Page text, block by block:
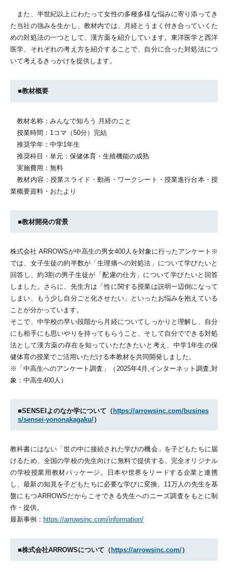
また、半世紀以上にわたって女性の多種多様な悩みに寄り添ってき
た当社の強みを生かし、教材内では、月経とうまく付き合っていくた
めの対処法の一つとして、漢方薬を紹介しています。東洋医学と西洋
医学、それぞれの考え方を紹介することで、自分に合った対処法につ
いて考えるきっかけを提供します。
■教材概要
教材名称：みんなで知ろう 月経のこと
授業時間：1コマ（50分）完結
推奨学年：中学1年生
推奨科目・単元：保健体育・生殖機能の成熟
実施費用：無料
教材内容：授業スライド・動画・ワークシート・授業進行台本・授
業概要資料・おたより
■教材開発の背景
株式会社 ARROWSが中高生の男女400人を対象に行ったアンケート※
では、女子生徒の約半数が「生理痛への対処法」について学びたいと
回答し、約3割の男子生徒が「配慮の仕方」について学びたいと回答
しました。さらに、先生方は「性に関する授業は説明一辺倒になって
しまい、もう少し自分ごと化させたい」といったお悩みを抱えている
ことが分かっています。
そこで、中学校の早い段階から月経についてしっかりと理解し、自分
にも相手にも思いやりを持ってもらうこと、そして自分でできる対処
法として漢方薬の存在を知っていただきたいと考え、中学1年生の保
健体育の授業でご活用いただける本教材を共同開発しました。
※「中高生へのアンケート調査」（2025年4月,インターネット調査,対
象：中高生400人）
■SENSEIよのなか学について（https://arrowsinc.com/busines
s/sensei-yononakagaku/）
教科書にはない「世の中に接続された学びの機会」を子どもたちに届
けるため、全国の学校の先生向けに無料で提供する、完全オリジナル
の学校授業用教材パッケージ。日本や世界をリードする企業と連携
し、最新の知見を子どもたちに必要な学びに変換。11万人の先生を基
盤にもつARROWSだからこそできる先生へのニーズ調査をもとに制
作・提供。
最新事例： https://arrowsinc.com/information/
■株式会社ARROWSについて（https://arrowsinc.com/）